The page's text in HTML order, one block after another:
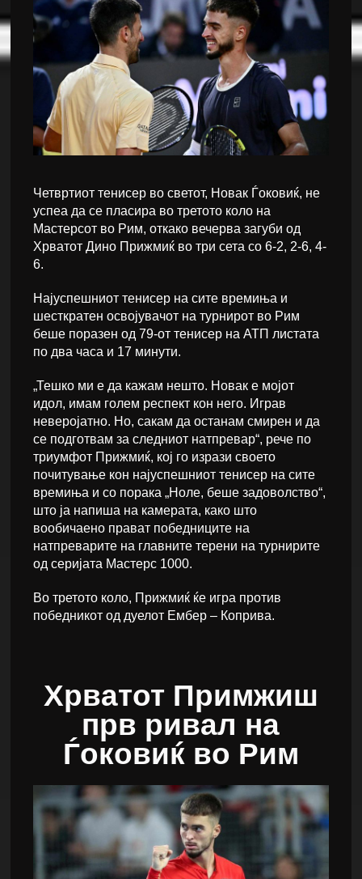
Четвртиот тенисер во светот, Новак Ѓоковиќ, не
успеа да се пласира во третото коло на
Мастерсот во Рим, откако вечерва загуби од
Хрватот Дино Прижмиќ во три сета со 6-2, 2-6, 4-
6.
Најуспешниот тенисер на сите времиња и
шесткратен освојувачот на турнирот во Рим
беше поразен од 79-от тенисер на АТП листата
по два часа и 17 минути.
„Тешко ми е да кажам нешто. Новак е мојот
идол, имам голем респект кон него. Играв
неверојатно. Но, сакам да останам смирен и да
се подготвам за следниот натпревар“, рече по
триумфот Прижмиќ, кој го изрази своето
почитување кон најуспешниот тенисер на сите
времиња и со порака „Ноле, беше задоволство“,
што ја напиша на камерата, како што
вообичаено прават победниците на
натпреварите на главните терени на турнирите
од серијата Мастерс 1000.
Во третото коло, Прижмиќ ќе игра против
победникот од дуелот Ембер – Коприва.
Хрватот Примжиш
прв ривал на
Ѓоковиќ во Рим